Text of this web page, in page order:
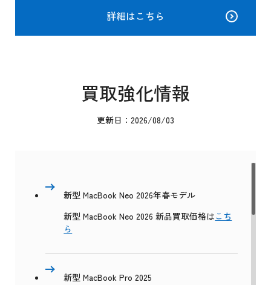
詳細はこちら
買取強化情報
更新日：2026/08/03
新型 MacBook Neo 2026年春モデル
新型 MacBook Neo 2026 新品買取価格はこち
ら
新型 MacBook Pro 2025